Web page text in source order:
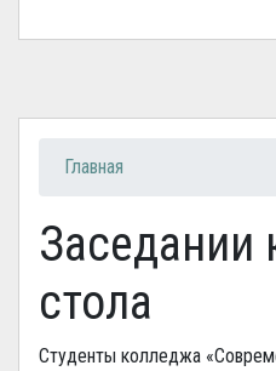
Вы здесь
Главная
Заседании
стола
Студенты колледжа